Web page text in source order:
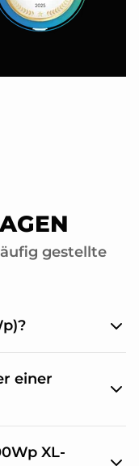
gestellte
Peak
bedeutet
Module, umso
einer
hat eine
XL-